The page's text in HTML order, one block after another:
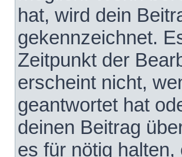
hat, wird dein
gekennzeichnet.
Zeitpunkt der
erscheint nicht,
geantwortet hat
deinen Beitrag
es für nötig